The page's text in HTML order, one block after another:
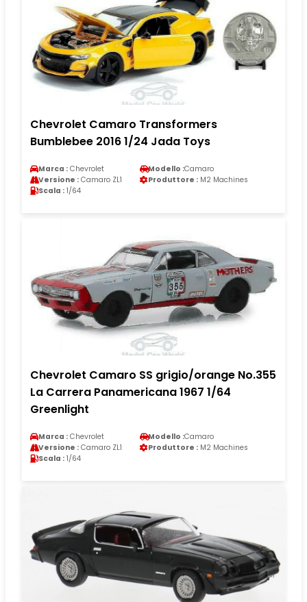
Chevrolet Camaro Transformers
Bumblebee 2016 1/24 Jada Toys
Marca : Chevrolet Modello :Camaro
Versione : Camaro ZL1 Produttore : M2 Machines
Scala : 1/64
Chevrolet Camaro SS grigio/orange No.355
La Carrera Panamericana 1967 1/64
Greenlight
Marca : Chevrolet Modello :Camaro
Versione : Camaro ZL1 Produttore : M2 Machines
Scala : 1/64